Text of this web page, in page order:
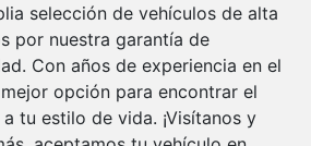
selección de vehículos de alta
por nuestra garantía de
Con años de experiencia en el
opción para encontrar el
tu estilo de vida. ¡Visítanos y